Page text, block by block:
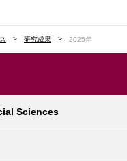
研究成果 2025年
Sciences